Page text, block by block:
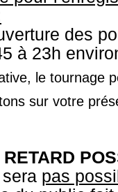
des
à 23h
le tournage
sur votre
pas